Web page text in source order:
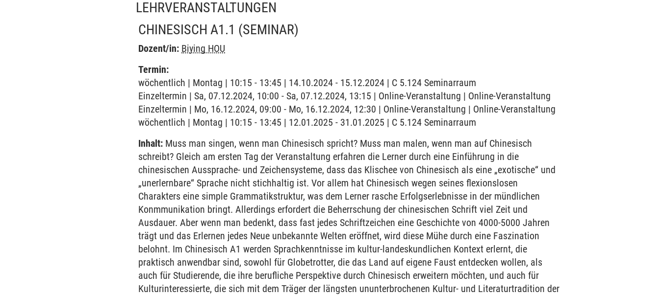
LEHRVERANSTALTUNGEN
CHINESISCH A1.1 (SEMINAR)
Dozent/in: Biying HOU
Termin:
wöchentlich | Montag | 10:15 - 13:45 | 14.10.2024 - 15.12.2024 | C 5.124 Seminarraum
Einzeltermin | Sa, 07.12.2024, 10:00 - Sa, 07.12.2024, 13:15 | Online-Veranstaltung | Online-Veranstaltung
Einzeltermin | Mo, 16.12.2024, 09:00 - Mo, 16.12.2024, 12:30 | Online-Veranstaltung | Online-Veranstaltung
wöchentlich | Montag | 10:15 - 13:45 | 12.01.2025 - 31.01.2025 | C 5.124 Seminarraum
Inhalt: Muss man singen, wenn man Chinesisch spricht? Muss man malen, wenn man auf Chinesisch
schreibt? Gleich am ersten Tag der Veranstaltung erfahren die Lerner durch eine Einführung in die
chinesischen Aussprache- und Zeichensysteme, dass das Klischee von Chinesisch als eine „exotische“ und
„unerlernbare“ Sprache nicht stichhaltig ist. Vor allem hat Chinesisch wegen seines flexionslosen
Charakters eine simple Grammatikstruktur, was dem Lerner rasche Erfolgserlebnisse in der mündlichen
Konmmunikation bringt. Allerdings erfordert die Beherrschung der chinesischen Schrift viel Zeit und
Ausdauer. Aber wenn man bedenkt, dass fast jedes Schriftzeichen eine Geschichte von 4000-5000 Jahren
trägt und das Erlernen jedes Neue unbekannte Welten eröffnet, wird diese Mühe durch eine Faszination
belohnt. Im Chinesisch A1 werden Sprachkenntnisse im kultur-landeskundlichen Kontext erlernt, die
praktisch anwendbar sind, sowohl für Globetrotter, die das Land auf eigene Faust entdecken wollen, als
auch für Studierende, die ihre berufliche Perspektive durch Chinesisch erweitern möchten, und auch für
Kulturinteressierte, die sich mit dem Träger der längsten ununterbrochenen Kultur- und Literaturtradition der